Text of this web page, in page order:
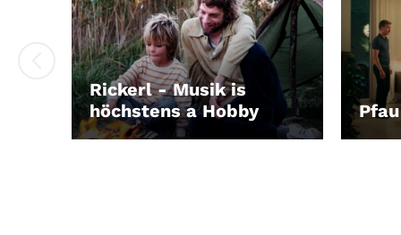
Rickerl - Musik is
höchstens a Hobby
LEIHEN